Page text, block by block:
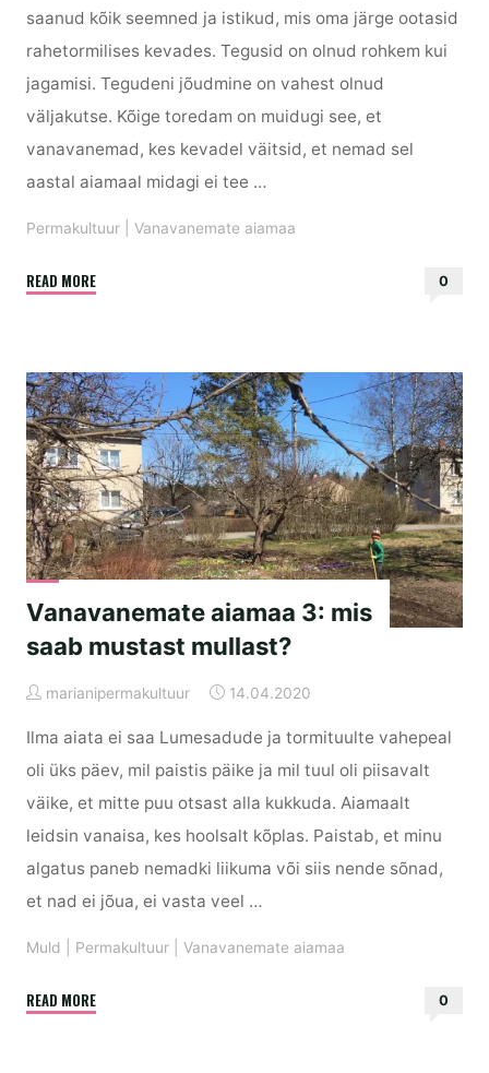
saanud kõik seemned ja istikud, mis oma järge ootasid
rahetormilises kevades. Tegusid on olnud rohkem kui
jagamisi. Tegudeni jõudmine on vahest olnud
väljakutse. Kõige toredam on muidugi see, et
vanavanemad, kes kevadel väitsid, et nemad sel
aastal aiamaal midagi ei tee …
Permakultuur Vanavanemate aiamaa
READ MORE"Vanavanemate
kasvab"
0
Vanavanemate aiamaa 3: mis
saab mustast mullast?
marianipermakultuur 14.04.2020
Ilma aiata ei saa Lumesadude ja tormituulte vahepeal
oli üks päev, mil paistis päike ja mil tuul oli piisavalt
väike, et mitte puu otsast alla kukkuda. Aiamaalt
leidsin vanaisa, kes hoolsalt kõplas. Paistab, et minu
algatus paneb nemadki liikuma või siis nende sõnad,
et nad ei jõua, ei vasta veel …
Muld Permakultuur Vanavanemate aiamaa
READ MORE"Vanavanemate
0